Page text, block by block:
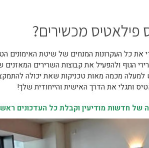
פילאטיס מכשירים?
את כל העקרונות המנחים של שיטת האימונים
הגוף ולהפעיל את קבוצות השרירים המאזנים
למעלה מכמה מאות טכניקות שאת יכולה
ותגלי את הדרך האישית והייחודית שלך!
חדשות מודיעין וקבלת כל העדכונים